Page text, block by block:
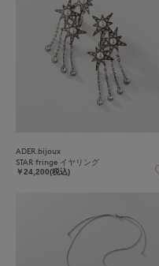
ADER.bijoux
STAR fringe イヤリング
￥24,200(税込)